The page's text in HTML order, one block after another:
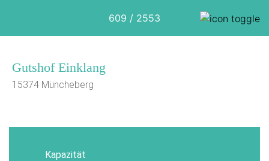
609 / 2553
Gutshof Einklang
15374 Müncheberg
1/12
Kapazität